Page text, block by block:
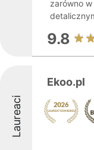
zarówno
9.8
Laureaci
Ekoo.pl